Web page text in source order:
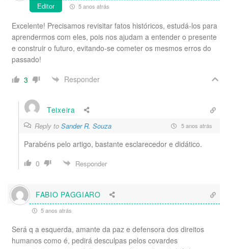
Editor 5 anos atrás
Excelente! Precisamos revisitar fatos históricos, estudá-los para
aprendermos com eles, pois nos ajudam a entender o presente
e construir o futuro, evitando-se cometer os mesmos erros do
passado!
3
Responder
Teixeira
Reply to Sander R. Souza 5 anos atrás
Parabéns pelo artigo, bastante esclarecedor e didático.
0
Responder
FABIO PAGGIARO
5 anos atrás
Será q a esquerda, amante da paz e defensora dos direitos
humanos como é, pedirá desculpas pelos covardes